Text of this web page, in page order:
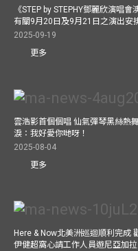
《STEP by STEPHY鄧麗欣演唱
有關9月20日及9月21日之演出安
2025-09-19
更多
雲浩影首個個唱 仙氣彈琴黑絲熱
淚：我好愛你哋呀！
2025-08-04
更多
Here & Now北美洲巡迴順利完成
伊健超窩心請工作人員遊尼亞加